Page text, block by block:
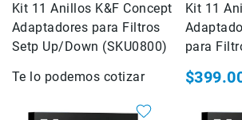
Correas
Flashes
e
Iluminación
Lámparas
Kit 11 Anillos K&F Concept
Adaptadores para Filtros
Setp Up/Down (SKU0800)
Te lo podemos cotizar
Kit 11
para